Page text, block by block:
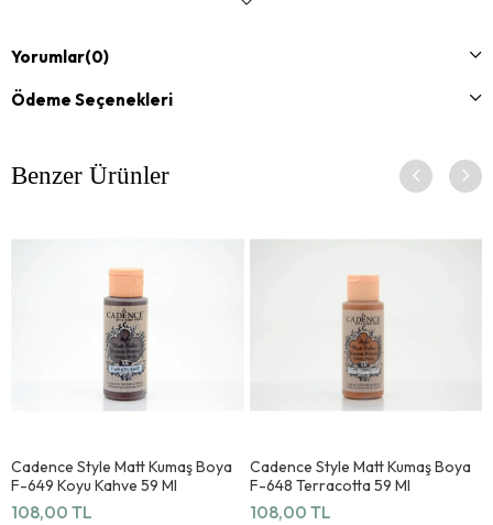
gün sonra ütü ile 5 dakika sabitlenir. İnceltme yapılmaz.
temizlenir. Sağlığa zararlı madde içermez. CE & EN 71
Yorumlar(0)
Ödeme Seçenekleri
Benzer Ürünler
Cadence Style Matt Kumaş Boya
F-649 Koyu Kahve 59 Ml
108,00 TL
Cadence Style Matt Kumaş Boya
F-648 Terracotta 59 Ml
108,00 TL